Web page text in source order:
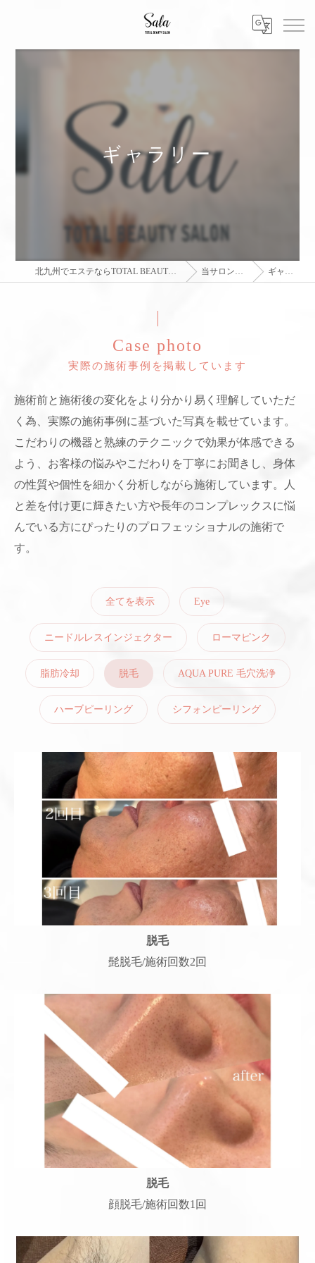
ギャラリー
北九州でエステならTOTAL BEAUTY SALON sala 当サロンの特徴 ギャラリー
Case photo
実際の施術事例を掲載しています
施術前と施術後の変化をより分かり易く理解していただ
く為、実際の施術事例に基づいた写真を載せています。
こだわりの機器と熟練のテクニックで効果が体感できる
よう、お客様の悩みやこだわりを丁寧にお聞きし、身体
の性質や個性を細かく分析しながら施術しています。人
と差を付け更に輝きたい方や長年のコンプレックスに悩
んでいる方にぴったりのプロフェッショナルの施術で
す。
全てを表示 Eye
ニードルレスインジェクター ローマピンク
脂肪冷却 脱毛 AQUA PURE 毛穴洗浄
ハーブピーリング シフォンピーリング
脱毛
髭脱毛/施術回数2回
脱毛
顔脱毛/施術回数1回